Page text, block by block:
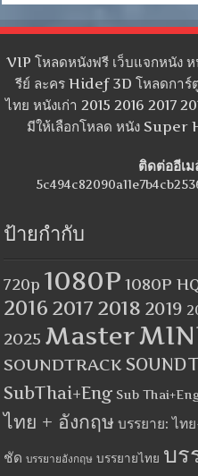
VIP โหลดหนังฟรี เว็บแจกหนัง
รีย์ ละคร Hidef 3D โหลดกา
ไทย หนังเก่า 2015 2016 2017
มีให้เลือกโหลด หนัง
ติดต่ออีเ
ป้ายกำกับ
720p 1080P 1080P
2016 2017 2018 2019
2025 Master
SOUNDTRACK
SubThai+Eng Sub
ไทย + อังกฤษ บรรยาย: ไท
ชัด บรรยายอังกฤษ บรรยายไทย บร